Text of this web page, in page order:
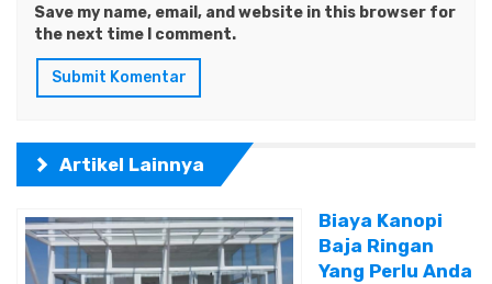
Save my name, email, and website in this browser for
the next time I comment.
Artikel Lainnya
Biaya Kanopi
Baja Ringan
Yang Perlu Anda